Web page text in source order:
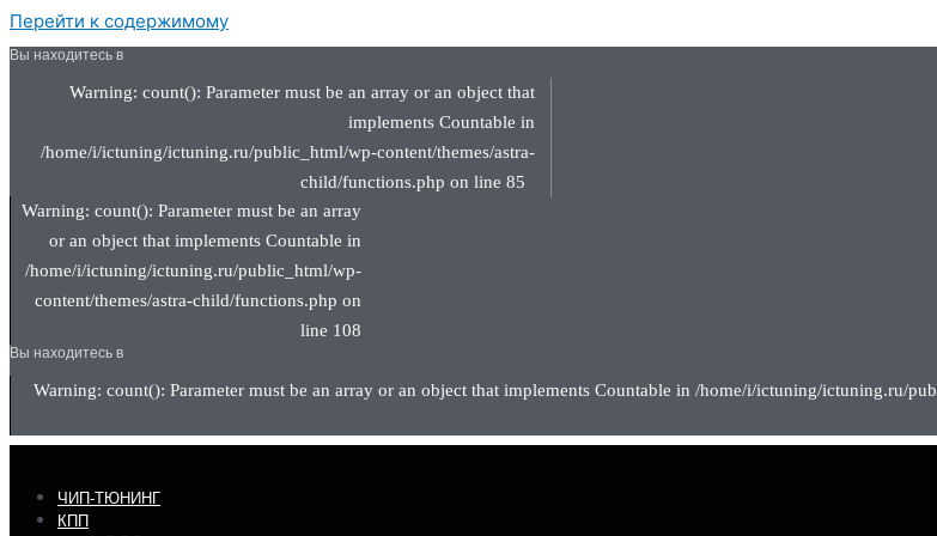
Перейти к содержимому
Вы находитесь в
Warning: count(): Parameter must be an array or an object that
implements Countable in
/home/i/ictuning/ictuning.ru/public_html/wp-content/themes/astra-
child/functions.php on line 85
Warning: count(): Parameter must be an array
or an object that implements Countable in
/home/i/ictuning/ictuning.ru/public_html/wp-
content/themes/astra-child/functions.php on
line 108
Вы находитесь в
Warning: count(): Parameter must be an array or an object that implements Countable in /home/i/ictuning/ictuning.ru/
ЧИП-ТЮНИНГ
КПП